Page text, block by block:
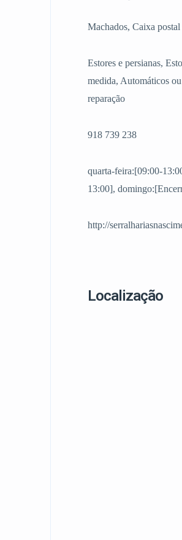
Machados, Caixa
Estores e persianas,
medida, Automáticos
reparação
918 739 238
quarta-feira:[09:00-
13:00],
http://
Localização